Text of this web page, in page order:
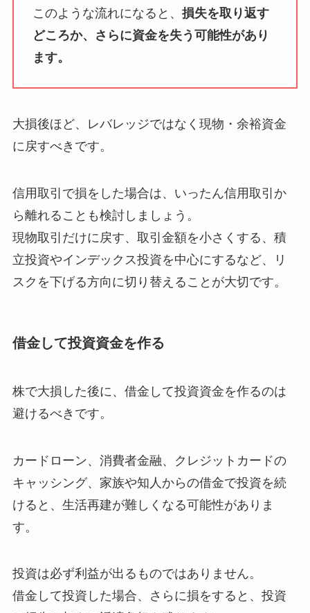
このような流れになると、 損失を取り返す
どころか、さらに資金を失う可能性があり
ます。
大損後ほど、レバレッジではなく現物・余裕資金
に戻すべきです。
信用取引で損をした場合は、いったん信用取引か
ら離れることも検討しましょう。
現物取引だけに戻す、取引金額を小さくする、積
立投資やインデックス投資を中心にするなど、リ
スクを下げる方向に切り替えることが大切です。
借金して投資資金を作る
株で大損した後に、借金して投資資金を作るのは
避けるべきです。
カードローン、消費者金融、クレジットカードの
キャッシング、家族や知人からの借金で投資を続
けると、生活再建が難しくなる可能性がありま
す。
投資は必ず利益が出るものではありません。
借金して投資した場合、さらに損をすると、投資